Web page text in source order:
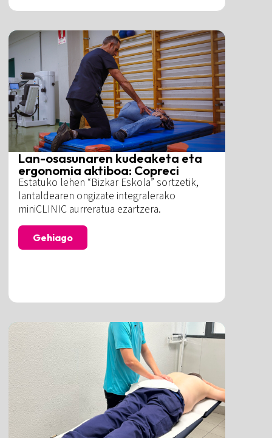
Lan-osasunaren kudeaketa eta
ergonomia aktiboa: Copreci
Estatuko lehen “Bizkar Eskola” sortzetik,
lantaldearen ongizate integralerako
miniCLINIC aurreratua ezartzera.
Gehiago